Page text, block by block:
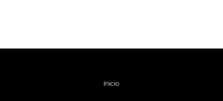
Inicio